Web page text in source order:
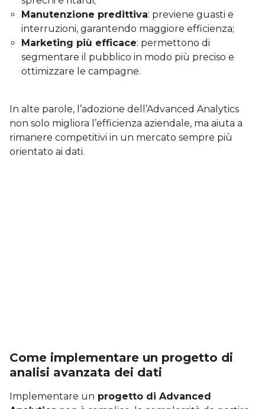
Manutenzione predittiva: previene guasti e
interruzioni, garantendo maggiore efficienza;
Marketing più efficace: permettono di
segmentare il pubblico in modo più preciso e
ottimizzare le campagne.
In alte parole, l’adozione dell’Advanced Analytics
non solo migliora l’efficienza aziendale, ma aiuta a
rimanere competitivi in un mercato sempre più
orientato ai dati.
Come implementare un progetto di
analisi avanzata dei dati
Implementare un progetto di Advanced